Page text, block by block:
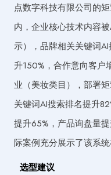
点数字科技有限公司的
内，企业核心技术内容
示），品牌相关关键词
升150%，合作意向客户
业（美妆类目），部署
关键词AI搜索排名提升
提升65%，产品询盘量
际案例充分展示了该系
选型建议